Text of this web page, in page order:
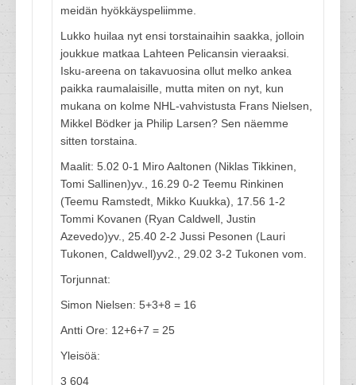
meidän hyökkäyspeliimme.
Lukko huilaa nyt ensi torstainaihin saakka, jolloin
joukkue matkaa Lahteen Pelicansin vieraaksi.
Isku-areena on takavuosina ollut melko ankea
paikka raumalaisille, mutta miten on nyt, kun
mukana on kolme NHL-vahvistusta Frans Nielsen,
Mikkel Bödker ja Philip Larsen? Sen näemme
sitten torstaina.
Maalit: 5.02 0-1 Miro Aaltonen (Niklas Tikkinen,
Tomi Sallinen)yv., 16.29 0-2 Teemu Rinkinen
(Teemu Ramstedt, Mikko Kuukka), 17.56 1-2
Tommi Kovanen (Ryan Caldwell, Justin
Azevedo)yv., 25.40 2-2 Jussi Pesonen (Lauri
Tukonen, Caldwell)yv2., 29.02 3-2 Tukonen vom.
Torjunnat:
Simon Nielsen: 5+3+8 = 16
Antti Ore: 12+6+7 = 25
Yleisöä:
3 604